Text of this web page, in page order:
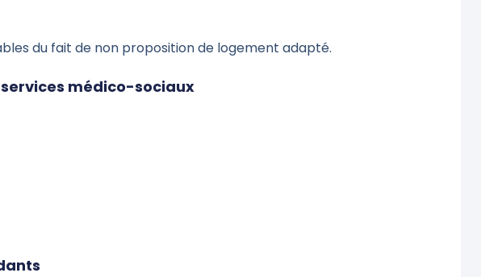
du fait de non proposition de logement adapté.
médico-sociaux